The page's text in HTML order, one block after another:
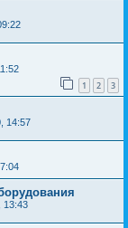
1 2 3
14:57
13:43